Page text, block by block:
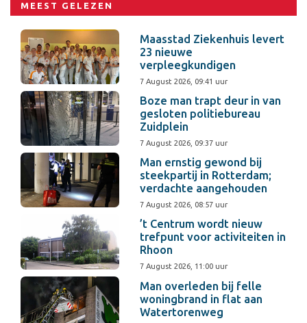
MEEST GELEZEN
Maasstad Ziekenhuis levert
23 nieuwe
verpleegkundigen
7 August 2026, 09:41 uur
Boze man trapt deur in van
gesloten politiebureau
Zuidplein
7 August 2026, 09:37 uur
Man ernstig gewond bij
steekpartij in Rotterdam;
verdachte aangehouden
7 August 2026, 08:57 uur
’t Centrum wordt nieuw
trefpunt voor activiteiten in
Rhoon
7 August 2026, 11:00 uur
Man overleden bij felle
woningbrand in flat aan
Watertorenweg